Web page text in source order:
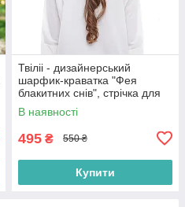
Твіліі - дизайнерський
шарфик-краватка "Фея
блакитних снів", стрічка для
волосся
В наявності
495 ₴ 550 ₴
Купити